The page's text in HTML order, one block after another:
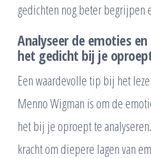
gedichten nog beter begrijpen
Analyseer de emoties
het gedicht bij je
Een waardevolle tip bij het
Menno Wigman is om de
het bij je oproept te
kracht om diepere lagen van